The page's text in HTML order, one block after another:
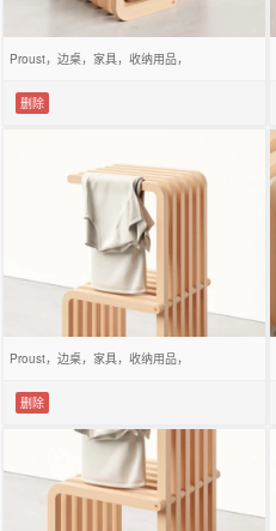
Proust，边桌，家具，收纳用品，
删除
Proust，边桌，家具，收纳用品，
删除